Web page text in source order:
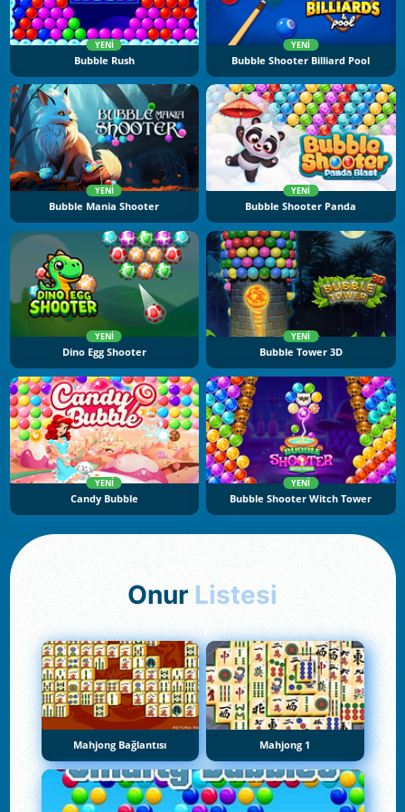
YENI
Bubble Rush
YENI
Bubble Shooter Billiard Pool
YENI
Bubble Mania Shooter
YENI
Bubble Shooter Panda
YENI
Dino Egg Shooter
YENI
Bubble Tower 3D
YENI
Candy Bubble
YENI
Bubble Shooter Witch Tower
Onur Listesi
Mahjong Bağlantısı Mahjong 1